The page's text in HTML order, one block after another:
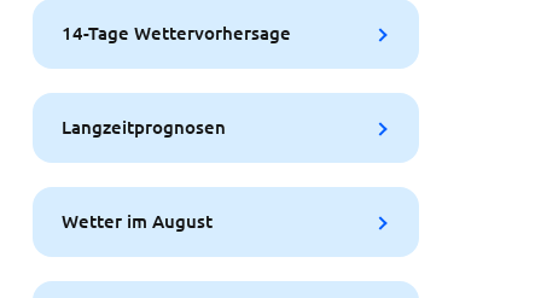
14-Tage Wettervorhersage
Langzeitprognosen
Wetter im August